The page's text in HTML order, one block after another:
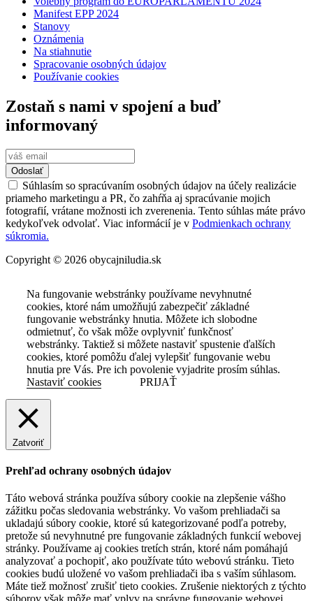
Manifest EPP 2024
Stanovy
Oznámenia
Na stiahnutie
Spracovanie osobných údajov
Používanie cookies
Zostaň s nami v spojení a buď
informovaný
Odoslať
Súhlasím so spracúvaním osobných údajov na účely realizácie
priameho marketingu a PR, čo zahŕňa aj spracúvanie mojich
fotografií, vrátane možnosti ich zverenenia. Tento súhlas máte právo
kedykoľvek odvolať. Viac informácií je v Podmienkach ochrany
súkromia.
Copyright © 2026 obycajniludia.sk
Na fungovanie webstránky používame nevyhnutné
cookies, ktoré nám umožňujú zabezpečiť základné
fungovanie webstránky hnutia. Môžete ich slobodne
odmietnuť, čo však môže ovplyvniť funkčnosť
webstránky. Taktiež si môžete nastaviť spustenie ďalších
cookies, ktoré pomôžu ďalej vylepšiť fungovanie webu
hnutia pre Vás. Pre ich povolenie vyjadrite prosím súhlas.
Nastaviť cookies
PRIJAŤ
Zatvoriť
Prehľad ochrany osobných údajov
Táto webová stránka používa súbory cookie na zlepšenie vášho
zážitku počas sledovania webstránky. Vo vašom prehliadači sa
ukladajú súbory cookie, ktoré sú kategorizované podľa potreby,
pretože sú nevyhnutné pre fungovanie základných funkcií webovej
stránky. Používame aj cookies tretích strán, ktoré nám pomáhajú
analyzovať a pochopiť, ako používate túto webovú stránku. Tieto
cookies budú uložené vo vašom prehliadači iba s vaším súhlasom.
Máte tiež možnosť zrušiť tieto cookies. Zrušenie niektorých z týchto
súborov však môže mať vplyv na správne fungovanie webovej